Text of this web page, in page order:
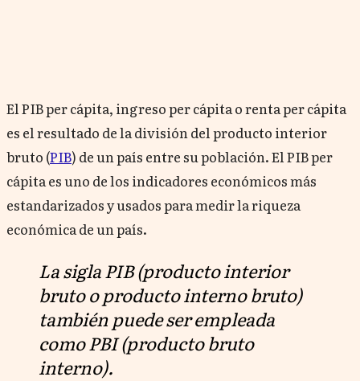
El PIB per cápita, ingreso per cápita orenta per cápita
es el resultado de la división del producto interior
bruto (PIB) de un país entre su población.El PIB per
cápita es uno de los indicadores económicos más
estandarizados y usados para medir la riqueza
económica de un país.
La sigla PIB (producto interior
bruto o producto interno bruto)
también puede ser empleada
como PBI (producto bruto
interno).